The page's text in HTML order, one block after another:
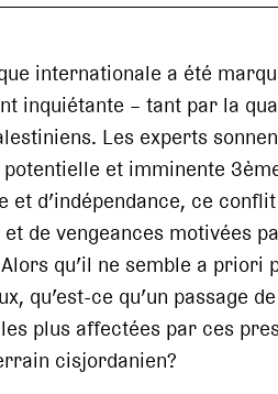
internationale a été
inquiétante – tant par la
Les experts
potentielle et imminente
et d’indépendance, ce
de vengeances motivées
qu’il ne semble a
qu’est-ce qu’un passage
plus affectées par ces
cisjordanien?